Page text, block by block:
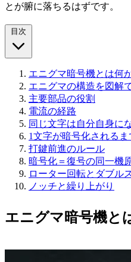
とが腑に落ちるはずです。
エニグマ暗号機とは何
エニグマの構造を図解
主要部品の役割
電流の経路
同じ文字は自分自身に
1文字が暗号化される
打鍵前進のルール
暗号化＝復号の同一機
ローター回転とダブル
ノッチと繰り上がり
エニグマ暗号機と